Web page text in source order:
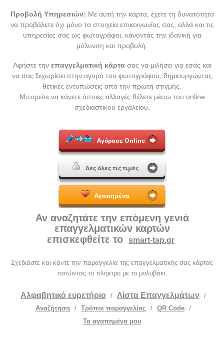
Προβολή Υπηρεσιών: Με αυτή την κάρτα, έχετε τη δυνατότητα
να προβάλετε όχι μόνο τα στοιχεία επικοινωνίας σας, αλλά και τις
υπηρεσίες σας ως φωτογράφοι, κάνοντάς την ιδανική για
μόλυνση και προβολή.
Αφήστε την επαγγελματική κάρτασας να μιλήσει για εσάς και
να σας ξεχωρίσει στην αγορά του φωτογράφου, δημιουργώντας
θετικές εντυπώσεις από την πρώτη στιγμής.
Μπορείτε να κάνετε όποιες αλλαγές θέλετε μέσω του online
σχεδιαστικού εργαλείου.
Αγόρασε Online
Δες όλες τις τιμές
Αγαπημένα
Αν αναζητάτε την επόμενη γενιά
επαγγελματικών καρτών
επισκεφθείτε το
smart-tap.gr
Σχεδιάστε και κάντε την παραγγελία της επαγγελματικής σας κάρτας
πατώντας το πλήκτρο με το μολυβάκι.
Αλφαβητικό ευρετήριο / Λίστα Επαγγελμάτων
/
Αναζήτηση
/ Τρόποι παραγγελίας / QR Code /
Τα αγαπημένα μου